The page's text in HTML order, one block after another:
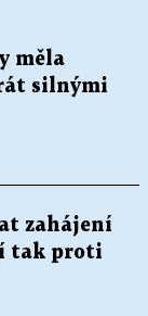
měla
silnými
zahájení
tak proti